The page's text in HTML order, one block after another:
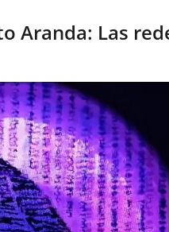
Aranda: Las